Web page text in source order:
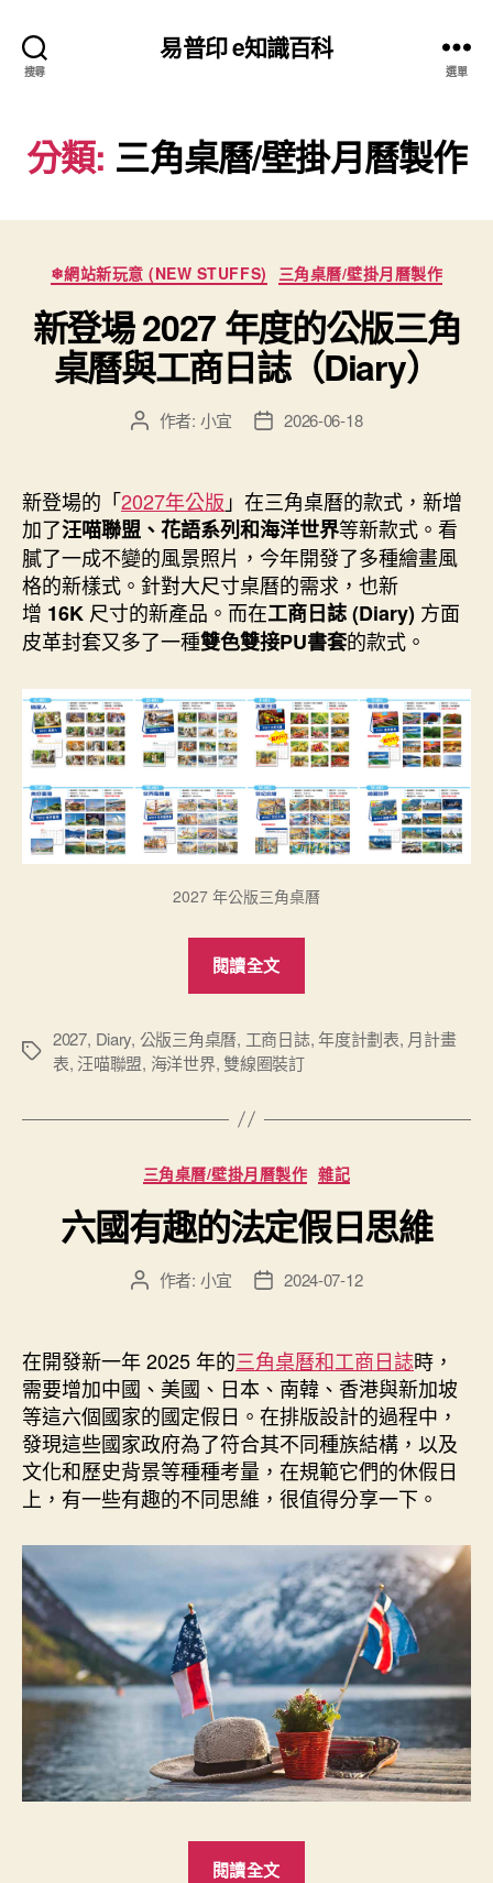
搜尋
易普印 e知識百科
選單
分類: 三角桌曆/壁掛月曆製作
分
類
❄網站新玩意 (NEW STUFFS) 三角桌曆/壁掛月曆製作
新登場 2027 年度的公版三角
桌曆與工商日誌（Diary）
文
者
作者: 小宜
文
佈
日
期
2026-06-18
新登場的「2027年公版 」在三角桌曆的款式，新增
加了汪喵聯盟、花語系列和海洋世界等新款式。看
膩了一成不變的風景照片，今年開發了多種繪畫風
格的新樣式。針對大尺寸桌曆的需求，也新
增 16K 尺寸的新產品。而在工商日誌 (Diary) 方面
皮革封套又多了一種雙色雙接PU書套的款式。
2027 年公版三角桌曆
閱讀全文
2027
的
公
版
三
角
桌
工
商
日
誌
（Diary）”
標
2027, Diary, 公版三角桌曆, 工商日誌,年度計劃表, 月計畫
表, 汪喵聯盟, 海洋世界,雙線圈裝訂
分
類
三角桌曆/壁掛月曆製作 雜記
六國有趣的法定假日思維
文
者
作者: 小宜
文
佈
日
期
2024-07-12
在開發新一年 2025 年的三角桌曆和工商日誌時，
需要增加中國、美國、日本、南韓、香港與新加坡
等這六個國家的國定假日。在排版設計的過程中，
發現這些國家政府為了符合其不同種族結構，以及
文化和歷史背景等種種考量，在規範它們的休假日
上，有一些有趣的不同思維，很值得分享一下。
閱讀全文